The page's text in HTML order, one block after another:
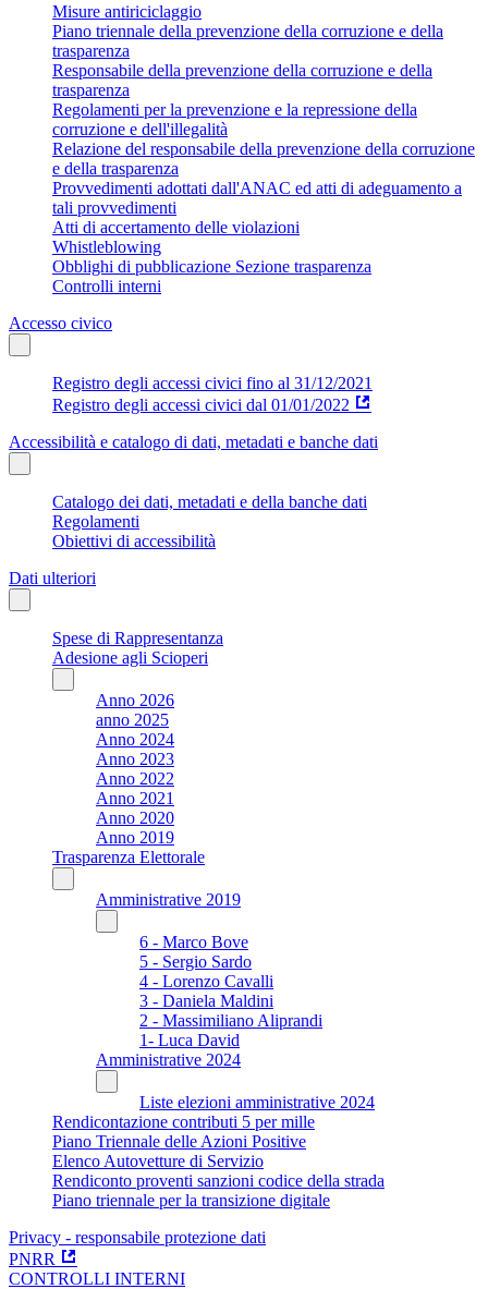
Misure antiriciclaggio
Piano triennale della prevenzione della corruzione e della
trasparenza
Responsabile della prevenzione della corruzione e della
trasparenza
Regolamenti per la prevenzione e la repressione della
corruzione e dell'illegalità
Relazione del responsabile della prevenzione della corruzione
e della trasparenza
Provvedimenti adottati dall'ANAC ed atti di adeguamento a
tali provvedimenti
Atti di accertamento delle violazioni
Whistleblowing
Obblighi di pubblicazione Sezione trasparenza
Controlli interni
Accesso civico
Registro degli accessi civici fino al 31/12/2021
Registro degli accessi civici dal 01/01/2022
Accessibilità e catalogo di dati, metadati e banche dati
Catalogo dei dati, metadati e della banche dati
Regolamenti
Obiettivi di accessibilità
Dati ulteriori
Spese di Rappresentanza
Adesione agli Scioperi
Anno 2026
anno 2025
Anno 2024
Anno 2023
Anno 2022
Anno 2021
Anno 2020
Anno 2019
Trasparenza Elettorale
Amministrative 2019
6 - Marco Bove
5 - Sergio Sardo
4 - Lorenzo Cavalli
3 - Daniela Maldini
2 - Massimiliano Aliprandi
1- Luca David
Amministrative 2024
Liste elezioni amministrative 2024
Rendicontazione contributi 5 per mille
Piano Triennale delle Azioni Positive
Elenco Autovetture di Servizio
Rendiconto proventi sanzioni codice della strada
Piano triennale per la transizione digitale
Privacy - responsabile protezione dati
PNRR
CONTROLLI INTERNI